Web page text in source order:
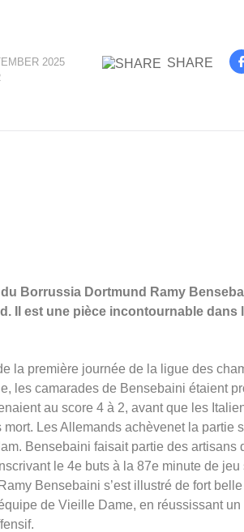
2025 SHARE
du Borrussia Dortmund Ramy
Il est une pièce incontournable dans
la première journée de la ligue des
les camarades de Bensebaini étaient
au score 4 à 2, avant que les
Les Allemands achèvenet la partie
Bensebaini faisait partie des artisans
le 4e buts à la 87e minute de jeu
Bensebaini s’est illustré de fort
de Vieille Dame, en réussissant